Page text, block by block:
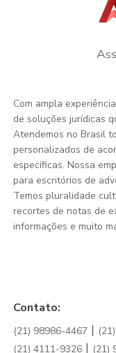
Com ampla
de soluções jurídicas
Atendemos no Brasil
personalizados de
específicas. Nossa
para escritórios de
Temos pluralidade
recortes de notas de
informações e muito
Contato:
(21) 98986-4467 |
(21) 4111-9326 | (21)